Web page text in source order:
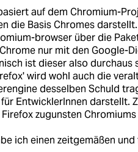
auf dem Chromium-
die Basis Chromes
browser über die
nur mit den Google-
ist dieser also durchaus
wird wohl auch die
desselben Schuld
EntwicklerInnen darstellt.
zugunsten
ich einen zeitgemäßen